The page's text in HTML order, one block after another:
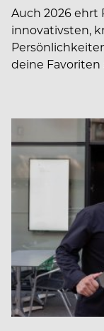
Auch 2026 ehrt
innovativsten,
deine Favoriten